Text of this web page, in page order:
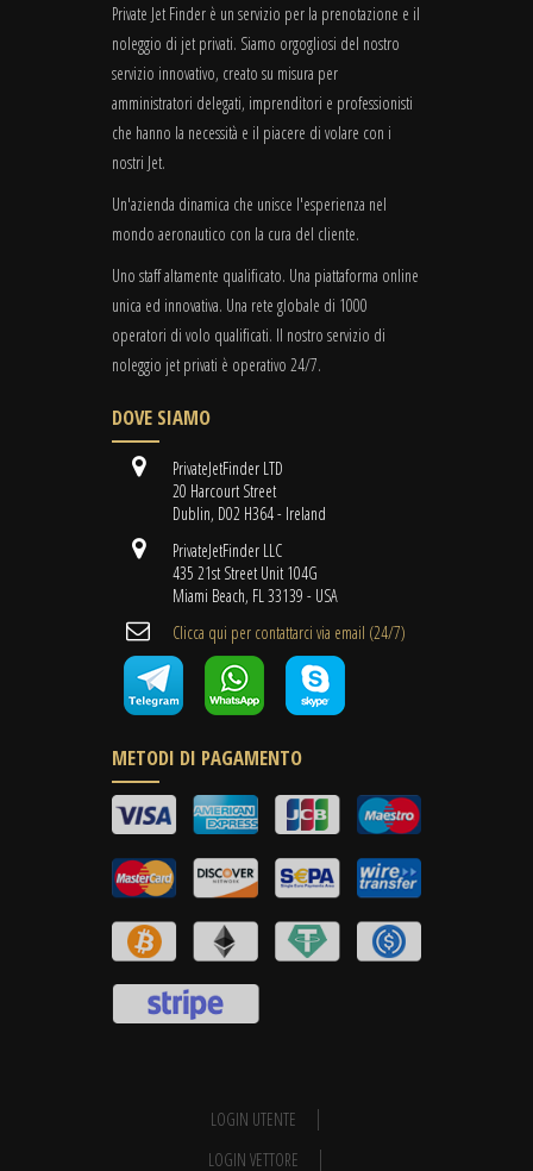
Private Jet Finder è un servizio per la prenotazione e il
noleggio di jet privati. Siamo orgogliosi del nostro
servizio innovativo, creato su misura per
amministratori delegati, imprenditori e professionisti
che hanno la necessità e il piacere di volare con i
nostri Jet.
Un'azienda dinamica che unisce l'esperienza nel
mondo aeronautico con la cura del cliente.
Uno staff altamente qualificato. Una piattaforma online
unica ed innovativa. Una rete globale di 1000
operatori di volo qualificati. Il nostro servizio di
noleggio jet privati è operativo 24/7.
DOVE SIAMO
PrivateJetFinder LTD
20 Harcourt Street
Dublin, D02 H364 - Ireland
PrivateJetFinder LLC
435 21st Street Unit 104G
Miami Beach, FL 33139 - USA
Clicca qui per contattarci via email (24/7)
METODI DI PAGAMENTO
LOGIN UTENTE
LOGIN VETTORE